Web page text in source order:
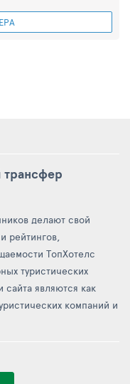
делают свой
рейтингов,
ТопХотелс
туристических
являются как
компаний и